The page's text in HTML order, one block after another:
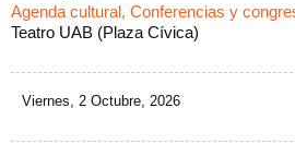
Agenda cultural, Conferencias y
Teatro UAB (Plaza Cívica)
Viernes, 2 Octubre, 2026